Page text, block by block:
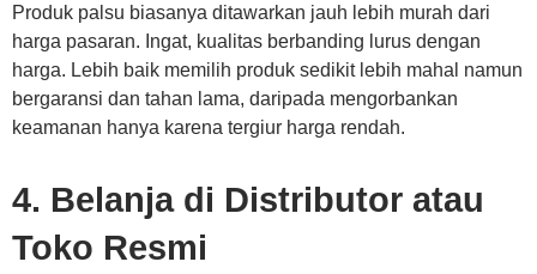
Produk palsu biasanya ditawarkan jauh lebih murah dari
harga pasaran. Ingat, kualitas berbanding lurus dengan
harga. Lebih baik memilih produk sedikit lebih mahal namun
bergaransi dan tahan lama, daripada mengorbankan
keamanan hanya karena tergiur harga rendah.
4. Belanja di Distributor atau
Toko Resmi